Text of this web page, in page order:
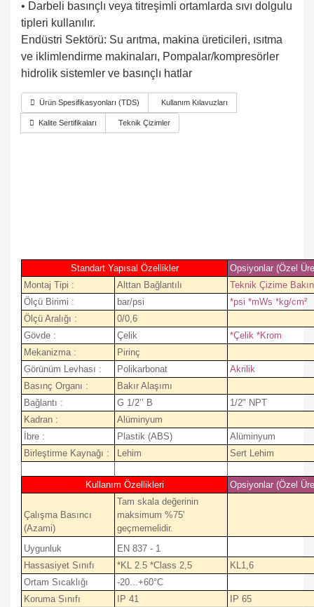
• Darbeli basınçlı veya titreşimli ortamlarda sıvı dolgulu
tipleri kullanılır.
Endüstri Sektörü: Su arıtma, makina üreticileri, ısıtma
ve iklimlendirme makinaları, Pompalar/kompresörler
hidrolik sistemler ve basınçlı hatlar
Ürün Spesifikasyonları (TDS) Kullanım Kılavuzları
Kalite Sertifikaları Teknik Çizimler
Standart Yapısal Özellikler
Opsiyonlar (Özel
Montaj Tipi :
Alttan Bağlantılı
Teknik Çizime
Ölçü Birimi :
bar/psi
*psi *mWs *kg/cm²
Ölçü Aralığı :
0/0,6
Gövde :
Çelik
*Çelik *Krom
Mekanizma :
Pirinç
Görünüm Levhası :
Polikarbonat
Akrilik
Basınç Organı :
Bakır Alaşımı
Bağlantı :
G 1/2’’ B
1/2" NPT
Kadran :
Alüminyum
İbre :
Plastik (ABS)
Alüminyum
Birleştirme Kaynağı :
Lehim Sert Lehim
Kullanım Özellikleri Opsiyonlar (Özel
Çalışma Basıncı
(Azami)
Tam skala değerinin
maksimum %75'
geçmemelidir.
Uygunluk
EN 837 - 1
Hassasiyet Sınıfı
*KL 2.5 *Class 2,5
KL1,6
Ortam Sıcaklığı
-20...+60°C
Koruma Sınıfı
IP 41
IP 65